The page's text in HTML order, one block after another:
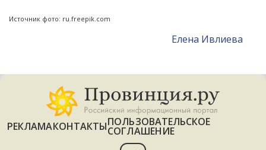
Источник фото: ru.freepik.com
Елена Ивлиева
РЕКЛАМАКОНТАКТЫПОЛЬЗОВАТЕЛЬСКОЕ
СОГЛАШЕНИЕ